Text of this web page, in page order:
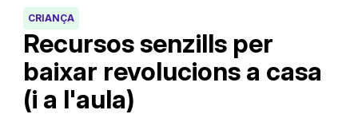
Recursos senzills per
baixar revolucions a casa
(i a l'aula)
CRIANÇA